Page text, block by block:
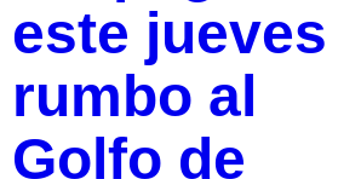
este jueves
rumbo al
Golfo de